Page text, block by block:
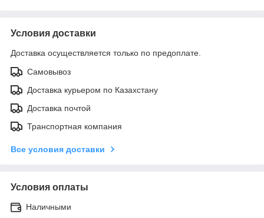
Условия доставки
Доставка осуществляется только по предоплате.
Самовывоз
Доставка курьером по Казахстану
Доставка почтой
Транспортная компания
Все условия доставки
Условия оплаты
Наличными